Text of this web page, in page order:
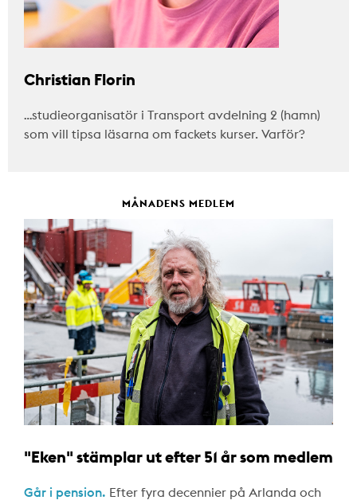
Christian Florin
…studieorganisatör i Transport avdelning 2 (hamn)
som vill tipsa läsarna om fackets kurser. Varför?
MÅNADENS MEDLEM
"Eken" stämplar ut efter 51 år som medlem
Går i pension. Efter fyra decennier på Arlanda och